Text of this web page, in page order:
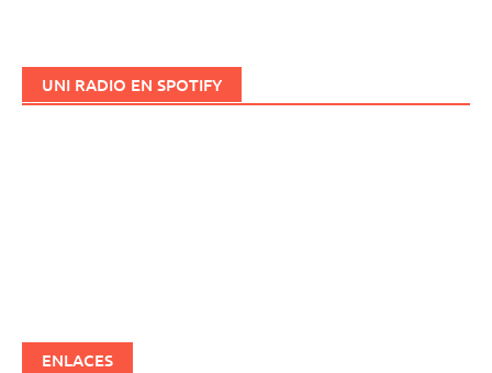
UNI RADIO EN SPOTIFY
ENLACES